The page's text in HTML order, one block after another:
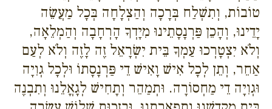
טוֹבוֹת, וְתִשְׁלַח בְּרָכָה וְהַצְלָחָה בְּכָל מַעֲשֵׂה
יָדֵינוּ, וְהָכֵן פַּרְנָסָתֵינוּ מִיָדְךָ הָרְחָבָה וְהַמְלֵאָה,
וְלֹא יִצְטָרְכוּ עַמְךָ בֵּית יִשְׂרָאֵל זֶה לָזֶה וְלֹא לְעַם
אַחֵר, וְתֵן לְכָל אִישׁ וָאִישׁ דֵי פַּרְנָסָתוֹ וּלְכָל גְוִיָה
וּגְוִיָה דֵי מַחְסוֹרָה. וּתְמַהֵר וְתָחִישׁ לְגָאֳלֵנוּ וְתִבְנֶה